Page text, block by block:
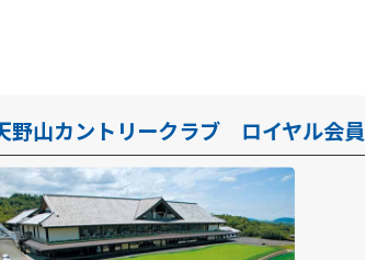
天野山カントリークラブ ロイヤル会員